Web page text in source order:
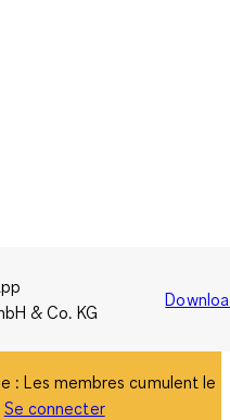
& Co. KG
: Les membres cumulent le
Se connecter